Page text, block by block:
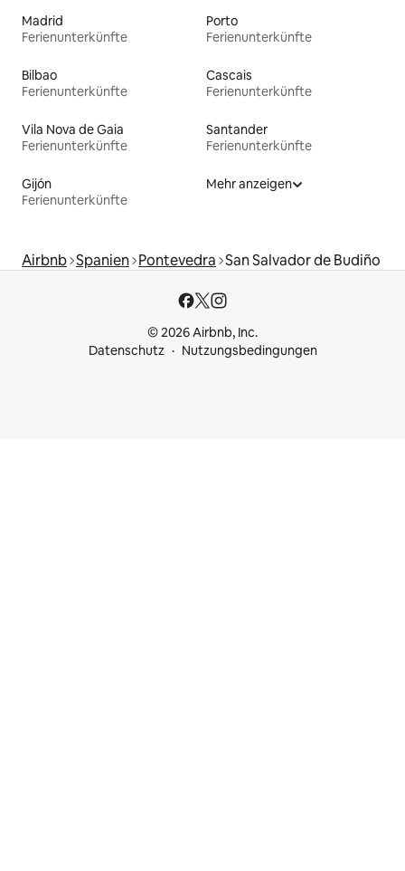
Madrid
Ferienunterkünfte
Porto
Ferienunterkünfte
Bilbao
Ferienunterkünfte
Cascais
Ferienunterkünfte
Vila Nova de Gaia
Ferienunterkünfte
Santander
Ferienunterkünfte
Gijón
Ferienunterkünfte
Mehr anzeigen
Airbnb Spanien Pontevedra San Salvador de Budiño
© 2026 Airbnb, Inc.
Datenschutz
Nutzungsbedingungen